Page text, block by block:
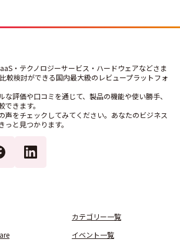
・テクノロジーサービス・ハードウェアなどさま
較検討ができる国内最大級のレビュープラットフォ
な評価や口コミを通じて、製品の機能や使い勝手、
きます。
声をチェックしてみてください。あなたのビジネス
と見つかります。
カテゴリー一覧
イベント一覧